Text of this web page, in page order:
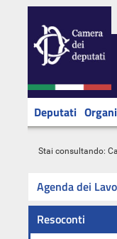
Deputati
Stai consultando:
Agenda dei
Resoconti